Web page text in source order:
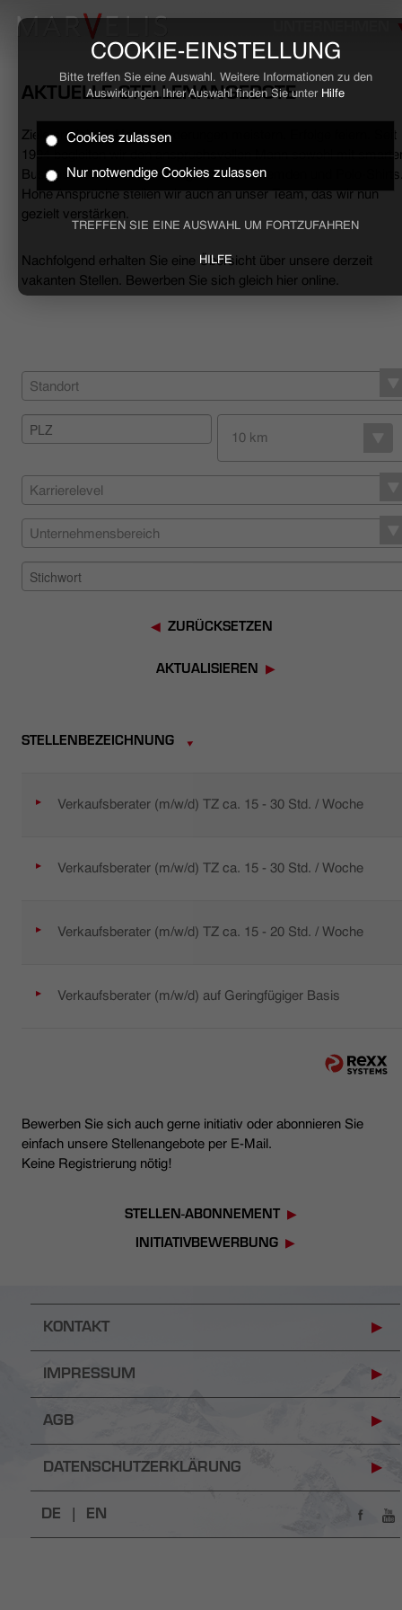
COOKIE-EINSTELLUNG
Bitte treffen Sie eine Auswahl. Weitere Informationen zu den
Auswirkungen Ihrer Auswahl finden Sie unter Hilfe
Cookies zulassen
Nur notwendige Cookies zulassen
TREFFEN SIE EINE AUSWAHL UM FORTZUFAHREN
HILFE
HOME
BUSINESS
UNTERNEHMEN
NACHHALTIGKEIT
HÄNDLERSUCHE
AKTUELLE STELLENANGEBOTE
Ziele erreichen, Herausforderungen meistern, Erfolge feiern. Seit
1994 begleiten wir den anspruchsvollen Mann sowohl mit
Business- als auch mit lässigen Casual-Hemden und Polo-
Hohe Ansprüche stellen wir auch an unser Team, das wir nun
gezielt verstärken.
Nachfolgend erhalten Sie eine Übersicht über unsere derzeit
vakanten Stellen. Bewerben Sie sich gleich hier online.
Standort
10 km
Karrierelevel
Unternehmensbereich
ZURÜCKSETZEN
AKTUALISIEREN
STELLENBEZEICHNUNG
Verkaufsberater (m/w/d) TZ ca. 15 - 30 Std. / Woche
Verkaufsberater (m/w/d) TZ ca. 15 - 30 Std. / Woche
Verkaufsberater (m/w/d) TZ ca. 15 - 20 Std. / Woche
Verkaufsberater (m/w/d) auf Geringfügiger Basis
Bewerben Sie sich auch gerne initiativ oder abonnieren Sie
einfach unsere Stellenangebote per E-Mail.
Keine Registrierung nötig!
STELLEN-ABONNEMENT
INITIATIVBEWERBUNG
KONTAKT
IMPRESSUM
AGB
DATENSCHUTZERKLÄRUNG
DE | EN